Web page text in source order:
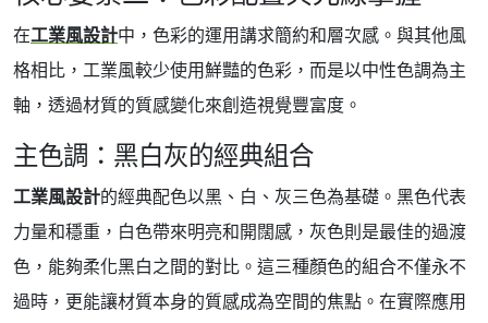
在工業風設計中，色彩的運用講求簡約和層次感。與其他風
格相比，工業風較少使用鮮豔的色彩，而是以中性色調為主
軸，透過材質的質感變化來創造視覺豐富度。
主色調：黑白灰的經典組合
工業風設計的經典配色以黑、白、灰三色為基礎。黑色代表
力量和穩重，白色帶來明亮和開闊感，灰色則是最佳的過渡
色，能夠柔化黑白之間的對比。這三種顏色的組合不僅永不
過時，更能讓材質本身的質感成為空間的焦點。在實際應用